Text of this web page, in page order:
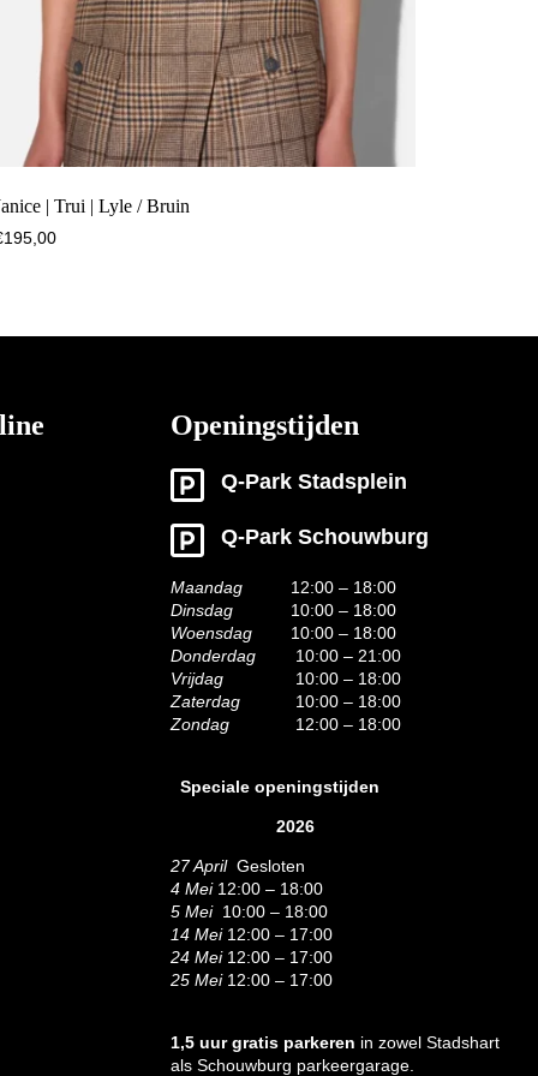
| Trui | Lyle / Bruin
195,00
Openingstijden
Q-Park Stadsplein
Q-Park Schouwburg
Maandag
12:00 – 18:00
Dinsdag
10:00 – 18:00
Woensdag
10:00 – 18:00
Donderdag
10:00 – 21:00
Vrijdag
10:00 – 18:00
Zaterdag
10:00 – 18:00
Zondag
12:00 – 18:00
Speciale openingstijden
2026
27 AprilGesloten
4 Mei12:00 – 18:00
5 Mei10:00 – 18:00
14 Mei12:00 – 17:00
24 Mei12:00 – 17:00
25 Mei 12:00 – 17:00
1,5 uur gratis parkeren in zowel Stadshart
als Schouwburg parkeergarage.